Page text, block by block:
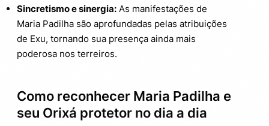
Sincretismo e sinergia: As manifestações de
Maria Padilha são aprofundadas pelas atribuições
de Exu, tornando sua presença ainda mais
poderosa nos terreiros.
Como reconhecer Maria Padilha e
seu Orixá protetor no dia a dia